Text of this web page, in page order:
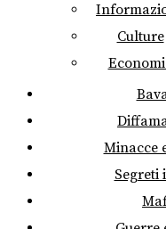
Culture
Minacce
Segreti